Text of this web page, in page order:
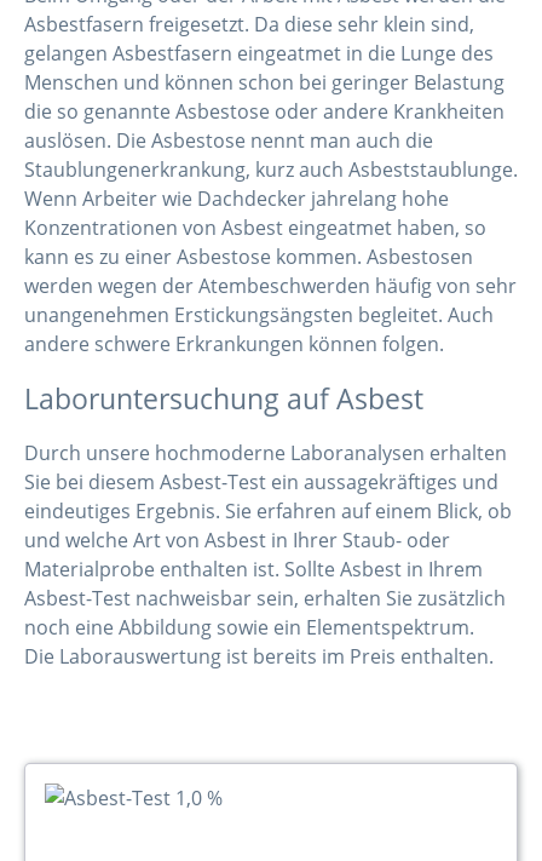
Asbestfasern freigesetzt. Da diese sehr klein sind,
gelangen Asbestfasern eingeatmet in die Lunge des
Menschen und können schon bei geringer Belastung
die so genannte Asbestose oder andere Krankheiten
auslösen. Die Asbestose nennt man auch die
Staublungenerkrankung, kurz auch Asbeststaublunge.
Wenn Arbeiter wie Dachdecker jahrelang hohe
Konzentrationen von Asbest eingeatmet haben, so
kann es zu einer Asbestose kommen. Asbestosen
werden wegen der Atembeschwerden häufig von sehr
unangenehmen Erstickungsängsten begleitet. Auch
andere schwere Erkrankungen können folgen.
Laboruntersuchung auf Asbest
Durch unsere hochmoderne Laboranalysen erhalten
Sie bei diesem Asbest-Test ein aussagekräftiges und
eindeutiges Ergebnis. Sie erfahren auf einem Blick, ob
und welche Art von Asbest in Ihrer Staub- oder
Materialprobe enthalten ist. Sollte Asbest in Ihrem
Asbest-Test nachweisbar sein, erhalten Sie zusätzlich
noch eine Abbildung sowie ein Elementspektrum.
Die Laborauswertung ist bereits im Preis enthalten.